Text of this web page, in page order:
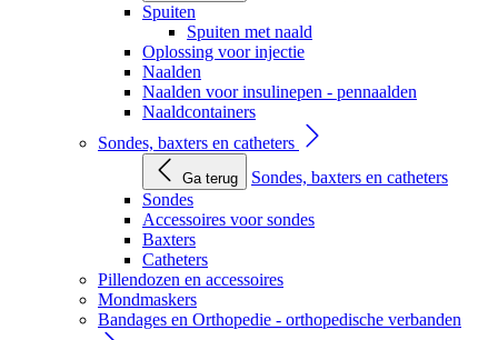
Spuiten
Spuiten met naald
Oplossing voor injectie
Naalden
Naalden voor insulinepen - pennaalden
Naaldcontainers
Sondes, baxters en catheters
Ga terug
Sondes, baxters en catheters
Sondes
Accessoires voor sondes
Baxters
Catheters
Pillendozen en accessoires
Mondmaskers
Bandages en Orthopedie - orthopedische verbanden